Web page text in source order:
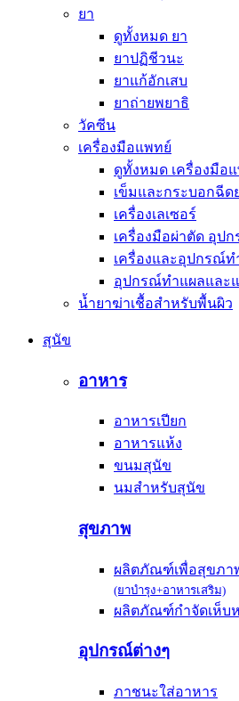
ยา
ดูทั้งหมด ยา
ยาปฏิชีวนะ
ยาแก้อักเสบ
ยาถ่ายพยาธิ
วัคซีน
เครื่องมือแพทย์
ดูทั้งหมด เครื่องมือ
เข็มและกระบอกฉีด
เครื่องเลเซอร์
เครื่องมือผ่าตัด อุป
เครื่องและอุปกรณ์
อุปกรณ์ทำแผลและแ
น้ำยาฆ่าเชื้อสำหรับพื้นผิว
สุนัข
อาหาร
อาหารเปียก
อาหารแห้ง
ขนมสุนัข
นมสำหรับสุนัข
สุขภาพ
ผลิตภัณฑ์เพื่อสุขภา
(ยาบำรุง+อาหารเสริม)
ผลิตภัณฑ์กำจัดเห็บ
อุปกรณ์ต่างๆ
ภาชนะใส่อาหาร